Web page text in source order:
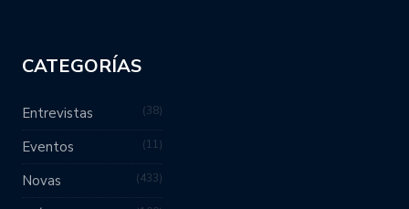
CATEGORÍAS
Entrevistas 38
Eventos 11
Novas 433